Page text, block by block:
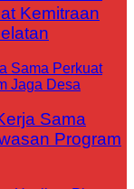
Kemitraan
Sama
Program